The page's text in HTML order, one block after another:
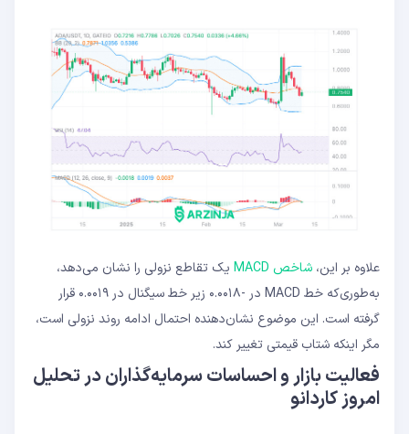
علاوه بر این، شاخص MACD
یک تقاطع نزولی را نشان می‌دهد،
به‌طوری‌که خط MACD در -۰.۰۰۱۸ زیر خط سیگنال در ۰.۰۰۱۹ قرار
گرفته است. این موضوع نشان‌دهنده احتمال ادامه روند نزولی است،
مگر اینکه شتاب قیمتی تغییر کند.
فعالیت بازار و احساسات سرمایه‌گذاران در تحلیل
امروز کاردانو